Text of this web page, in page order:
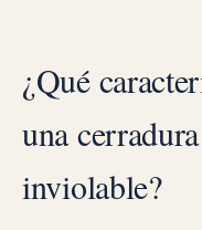
¿Qué
una
inviolable?